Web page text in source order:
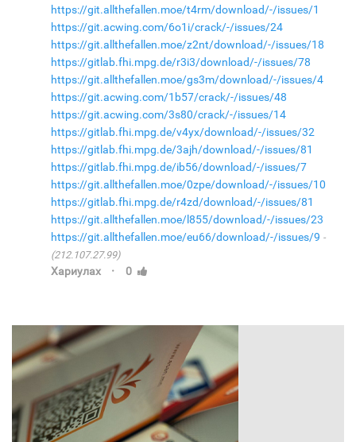
https://git.allthefallen.moe/t4rm/download/-/issues/1
https://git.acwing.com/6o1i/crack/-/issues/24
https://git.allthefallen.moe/z2nt/download/-/issues/18
https://gitlab.fhi.mpg.de/r3i3/download/-/issues/78
https://git.allthefallen.moe/gs3m/download/-/issues/4
https://git.acwing.com/1b57/crack/-/issues/48
https://git.acwing.com/3s80/crack/-/issues/14
https://gitlab.fhi.mpg.de/v4yx/download/-/issues/32
https://gitlab.fhi.mpg.de/3ajh/download/-/issues/81
https://gitlab.fhi.mpg.de/ib56/download/-/issues/7
https://git.allthefallen.moe/0zpe/download/-/issues/10
https://gitlab.fhi.mpg.de/r4zd/download/-/issues/81
https://git.allthefallen.moe/l855/download/-/issues/23
https://git.allthefallen.moe/eu66/download/-/issues/9
(212.107.27.99)
Хариулах · 0